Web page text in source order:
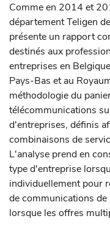
Comme en 2014 et
département Teligen
présente un rapport
destinés aux
entreprises en
Pays-Bas et au
méthodologie du
télécommunications
d'entreprises, définis
combinaisons de
L'analyse prend en
type d'entreprise
individuellement pour
de communications
lorsque les offres